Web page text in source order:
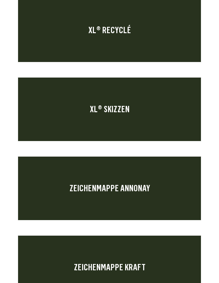
XL® RECYCLÉ
XL® SKIZZEN
ZEICHENMAPPE ANNONAY
ZEICHENMAPPE KRAFT